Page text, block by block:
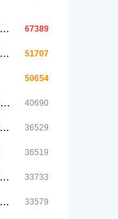
真正的紫砂壶去哪里买？这几个地方都能买到！ 67389
在宜兴什么地方可以买到正宗紫砂壶 51707
50654
鉴别宜兴紫砂壶真伪的11种好方法 40690
紫砂壶养出来什么样？紫砂壶包浆前后对比图鉴赏 36529
36519
机车壶和半手工壶的区别有哪些 33733
如何辨别龙血砂紫砂壶呢？记住一点 33579